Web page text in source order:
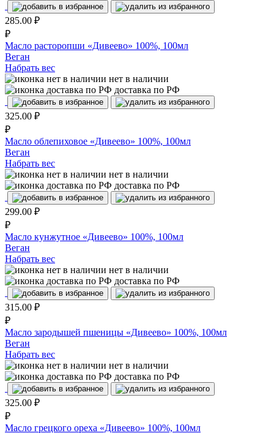
285.00 ₽
₽
Масло расторопши «Дивеево» 100%, 100мл
Веган
Набрать вес
нет в наличии
доставка по РФ
325.00 ₽
₽
Масло облепиховое «Дивеево» 100%, 100мл
Веган
Набрать вес
нет в наличии
доставка по РФ
299.00 ₽
₽
Масло кунжутное «Дивеево» 100%, 100мл
Веган
Набрать вес
нет в наличии
доставка по РФ
315.00 ₽
₽
Масло зародышей пшеницы «Дивеево» 100%, 100мл
Веган
Набрать вес
нет в наличии
доставка по РФ
325.00 ₽
₽
Масло грецкого ореха «Дивеево» 100%, 100мл